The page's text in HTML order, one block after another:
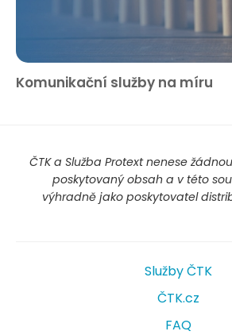
Komunikační služby na míru
ČTK a Služba Protext nenese
poskytovaný obsah a v této
výhradně jako poskytovatel
Služby ČTK
ČTK.cz
FAQ